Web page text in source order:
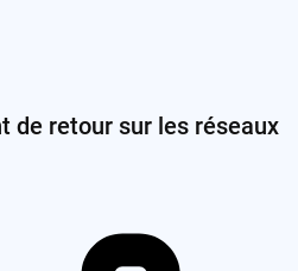
de retour sur les réseaux